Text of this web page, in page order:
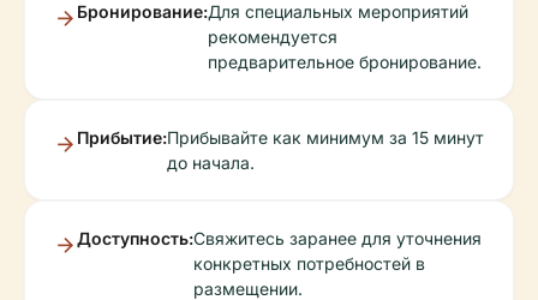
Бронирование:Для специальных мероприятий
рекомендуется
предварительное бронирование.
Прибытие:Прибывайте как минимум за 15 минут
до начала.
Доступность:Свяжитесь заранее для уточнения
конкретных потребностей в
размещении.